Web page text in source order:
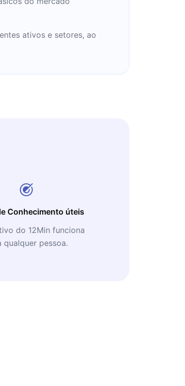
ativos e setores, ao
Conhecimento úteis
do 12Min funciona
qualquer pessoa.